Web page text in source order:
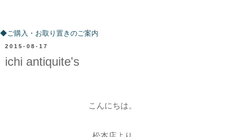
◆ご購入・お取り置きのご案内
2015-08-17
ichi antiquite's
こんにちは。